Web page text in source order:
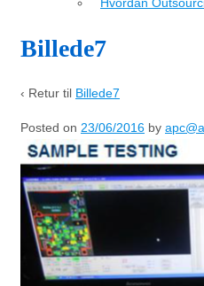
Billede7
‹ Retur til Billede7
Posted on 23/06/2016 by